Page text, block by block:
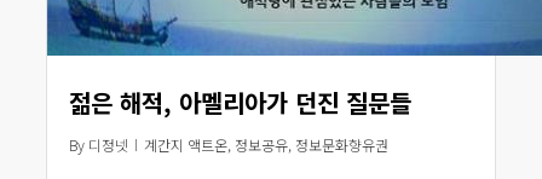
젊은 해적, 아멜리아가 던진 질문들
By 디정넷 계간지 액트온, 정보공유, 정보문화향유권